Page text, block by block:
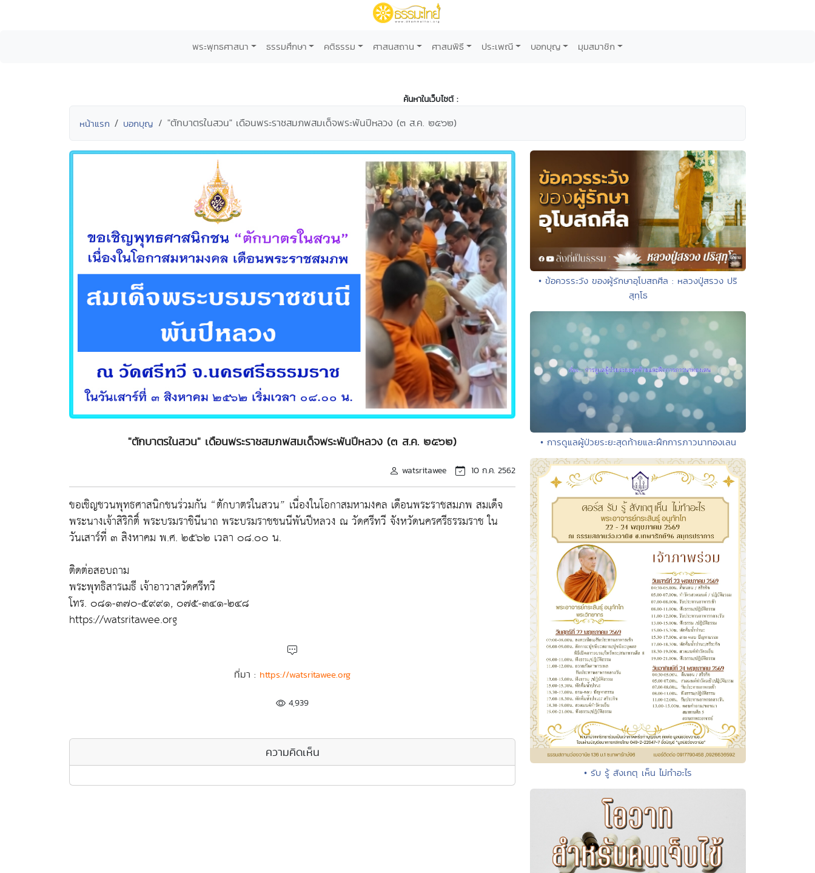
พระพุทธศาสนา ธรรมศึกษา คติธรรม ศาสนสถาน ศาสนพิธี ประเพณี บอกบุญ มุมสมาชิก
ค้นหาในเว็บไซต์ :
หน้าแรก บอกบุญ "ตักบาตรในสวน" เดือนพระราชสมภพสมเด็จพระพันปีหลวง (๓ ส.ค. ๒๕๖๒)
"ตักบาตรในสวน" เดือนพระราชสมภพสมเด็จพระพันปีหลวง (๓ ส.ค. ๒๕๖๒)
watsritawee 10 ก.ค. 2562
ขอเชิญชวนพุทธศาสนิกชนร่วมกัน “ตักบาตรในสวน” เนื่องในโอกาสมหามงคล เดือนพระราชสมภพ สมเด็จ
พระนางเจ้าสิริกิติ์ พระบรมราชินีนาถ พระบรมราชชนนีพันปีหลวง ณ วัดศรีทวี จังหวัดนครศรีธรรมราช ใน
วันเสาร์ที่ ๓ สิงหาคม พ.ศ. ๒๕๖๒ เวลา ๐๘.๐๐ น.
ติดต่อสอบถาม
พระพุทธิสารเมธี เจ้าอาวาสวัดศรีทวี
โทร. ๐๘๑-๓๗๐-๕๙๙๑, ๐๗๕-๓๔๑-๒๔๘
https://watsritawee.org
ที่มา : https://watsritawee.org
4,939
ความคิดเห็น
• ข้อควรระวัง ของผู้รักษาอุโบสถศีล : หลวงปู่สรวง ปริ
สุทฺโธ
• การดูแลผู้ป่วยระยะสุดท้ายและฝึกการภาวนาทองเลน
• รับ รู้ สังเกตุ เห็น ไม่ทำอะไร